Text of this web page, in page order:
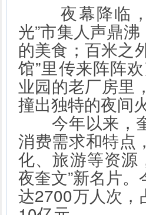
夜幕降临，
光”市集人声鼎
的美食；百米之
馆”里传来阵阵
业园的老厂房里
撞出独特的夜
今年以来，奎
消费需求和特点
化、旅游等资源
夜奎文”新名片
达2700万人次，